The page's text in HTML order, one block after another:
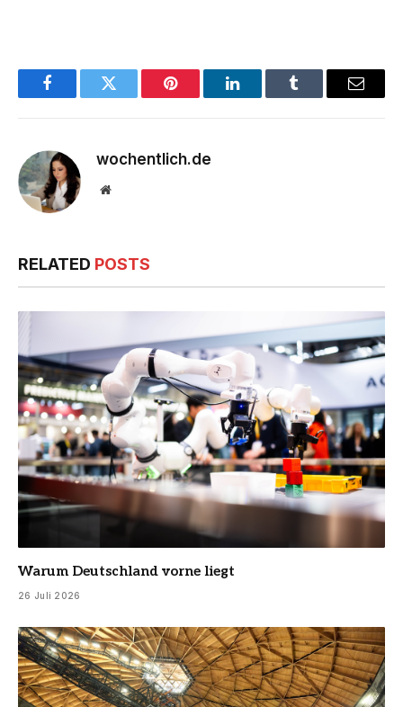
FacebookTwitter Pinterest LinkedInTumblr Email
wochentlich.de
Website
RELATED POSTS
Warum Deutschland vorne liegt
26 Juli 2026